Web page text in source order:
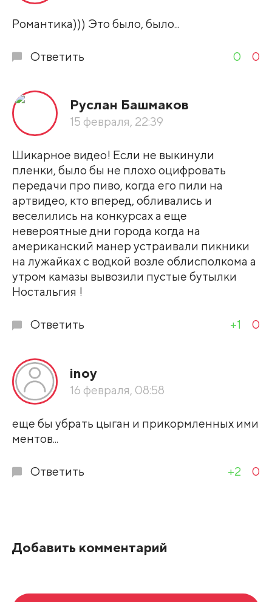
Развернуть все
Романтика))) Это было, было...
Ответить 0 0
Руслан Башмаков
15 февраля, 22:39
Шикарное видео! Если не выкинули
пленки, было бы не плохо оцифровать
передачи про пиво, когда его пили на
артвидео, кто вперед, обливались и
веселились на конкурсах а еще
невероятные дни города когда на
американский манер устраивали пикники
на лужайках с водкой возле облисполкома а
утром камазы вывозили пустые бутылки
Ностальгия !
Ответить +1 0
inoy
16 февраля, 08:58
еще бы убрать цыган и прикормленных ими
ментов...
Ответить +2 0
Добавить комментарий